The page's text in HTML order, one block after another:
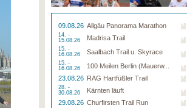
09.08.26 Allgäu Panorama Marathon
14. -
15.08.26
Madrisa Trail
15. -
16.08.26
Saalbach Trail u. Skyrace
15. -
16.08.26
100 Meilen Berlin (Mauerw...
23.08.26 RAG Hartfüßler Trail
28. -
30.08.26
Kärnten läuft
29.08.26 Churfirsten Trail Run